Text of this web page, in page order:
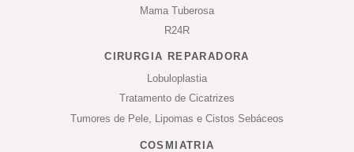
Mama Tuberosa
R24R
CIRURGIA REPARADORA
Lobuloplastia
Tratamento de Cicatrizes
Tumores de Pele, Lipomas e Cistos Sebáceos
COSMIATRIA